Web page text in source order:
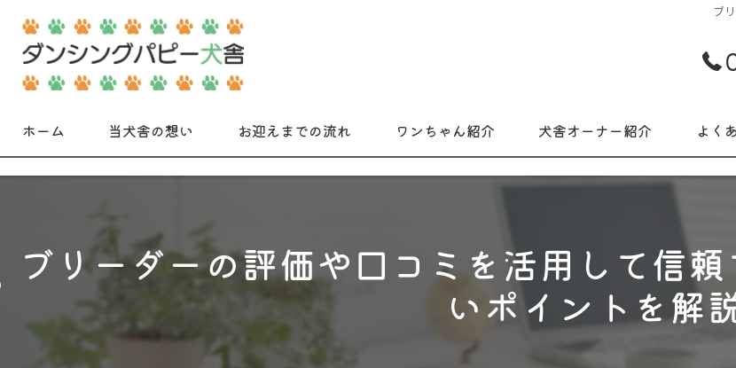
ブ
ホーム 当犬舎の想い お迎えまでの流れ ワンちゃん紹介 犬舎オーナー紹介 よく
ブリーダーの評価や口コミを活用して信
いポイントを解